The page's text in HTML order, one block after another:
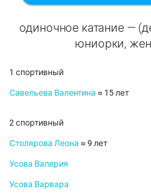
одиночное катание —
юниорки,
1 спортивный
Савельева Валентина ≈ 15 лет
2 спортивный
Столярова Леона ≈ 9 лет
Усова Валерия
Усова Варвара